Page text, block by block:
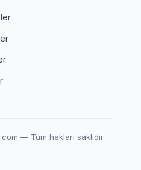
— Tüm hakları saklıdır.